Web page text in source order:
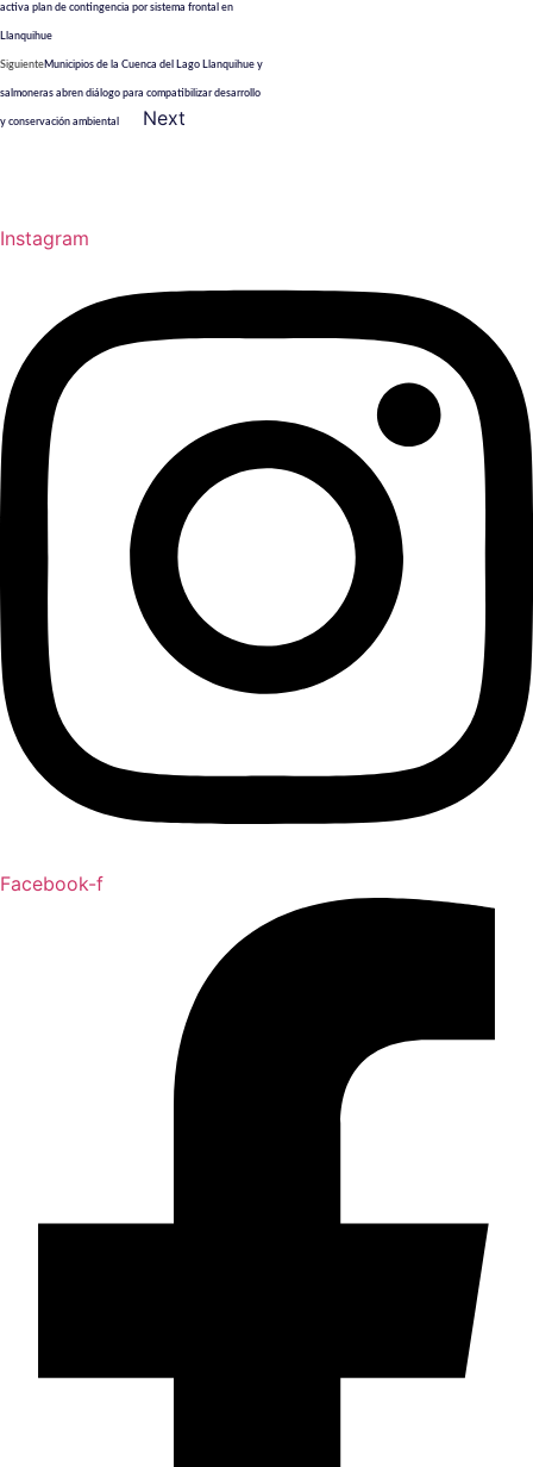
activa plan de contingencia por sistema frontal en
Llanquihue
SiguienteMunicipios de la Cuenca del Lago Llanquihue y
salmoneras abren diálogo para compatibilizar desarrollo
y conservación ambiental Next
Instagram
Facebook-f